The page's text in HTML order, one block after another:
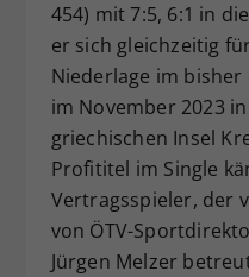
454) mit 7:5, 6:1 in
er sich gleichzeitig
Niederlage im
im November 2023
griechischen Insel
Profititel im Single
Vertragsspieler, der
von ÖTV-
Jürgen Melzer